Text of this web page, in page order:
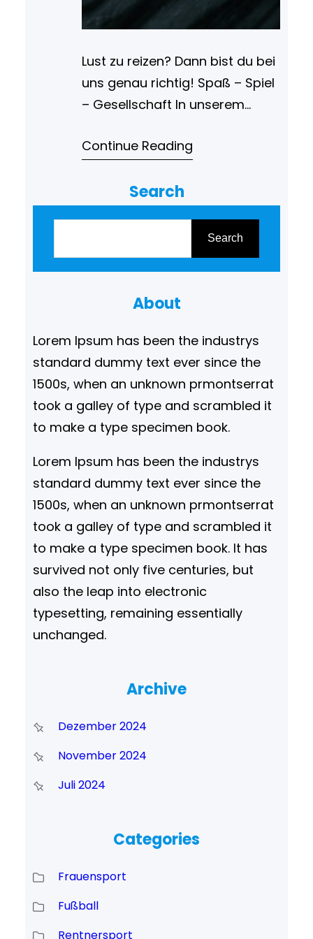
Lust zu reizen? Dann bist du bei
uns genau richtig! Spaß – Spiel
– Gesellschaft In unserem
Fußball, jedoch nicht alles.
Continue Reading
Search
Search
About
Lorem Ipsum has been the industrys
standard dummy text ever since the
1500s, when an unknown prmontserrat
took a galley of type and scrambled it
to make a type specimen book.
Lorem Ipsum has been the industrys
standard dummy text ever since the
1500s, when an unknown prmontserrat
took a galley of type and scrambled it
to make a type specimen book. It has
survived not only five centuries, but
also the leap into electronic
typesetting, remaining essentially
unchanged.
Archive
Dezember 2024
November 2024
Juli 2024
Categories
Frauensport
Fußball
Rentnersport